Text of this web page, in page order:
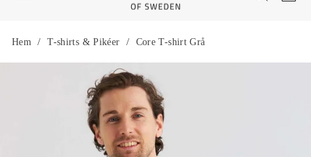
Hem / T-shirts & Pikéer / Core T-shirt Grå